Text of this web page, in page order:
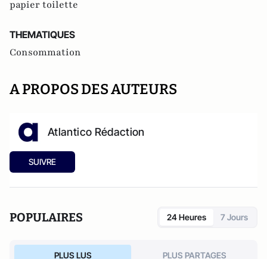
papier toilette
THEMATIQUES
Consommation
A PROPOS DES AUTEURS
Atlantico Rédaction
SUIVRE
POPULAIRES 24 Heures 7 Jours
PLUS LUS PLUS PARTAGES